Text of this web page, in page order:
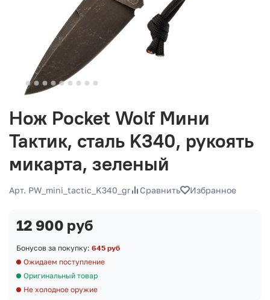
Нож Pocket Wolf Мини
Тактик, сталь K340, рукоять
микарта, зеленый
Арт. PW_mini_taсtic_K340_gr Сравнить Избранное
12 900 руб
Бонусов за покупку: 645 руб
Ожидаем поступление
Оригинальный товар
Не холодное оружие